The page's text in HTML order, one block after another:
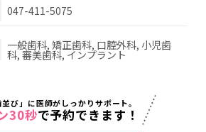
047-411-5075
一般歯科, 矯正歯科, 口腔外科, 小児歯
科, 審美歯科, インプラント
並び」に医師がしっかりサポート。
30秒で予約できます！